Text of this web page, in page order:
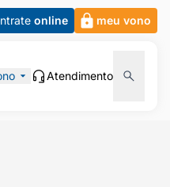
online meu vono
Atendimento